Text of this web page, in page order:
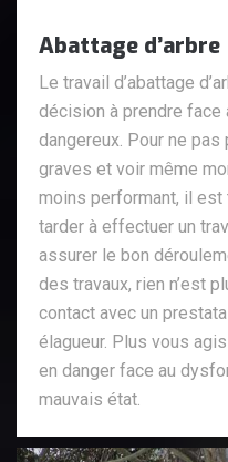
Abattage d’arbre
Le travail d’abattage
décision à prendre face
dangereux. Pour ne
graves et voir même
moins performant, il est
tarder à effectuer un
assurer le bon
des travaux, rien n’est
contact avec un
élagueur. Plus vous
en danger face au
mauvais état.